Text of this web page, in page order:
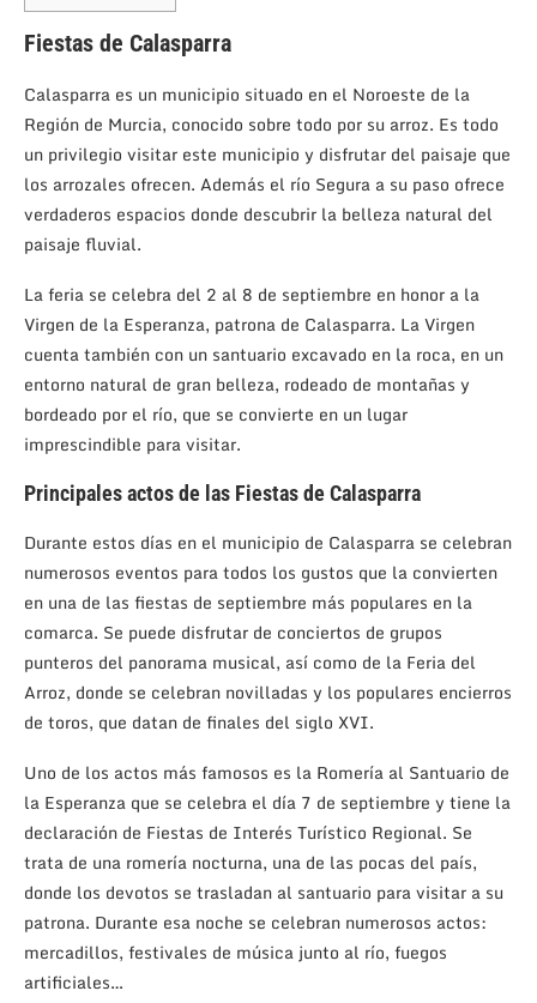
Fiestas de Calasparra
Calasparra es un municipio situado en el Noroeste de la
Región de Murcia, conocido sobre todo por su arroz. Es todo
un privilegio visitar este municipio y disfrutar del paisaje que
los arrozales ofrecen. Además el río Segura a su paso ofrece
verdaderos espacios donde descubrir la belleza natural del
paisaje fluvial.
La feria se celebra del 2 al 8 de septiembre en honor a la
Virgen de la Esperanza, patrona de Calasparra. La Virgen
cuenta también con un santuario excavado en la roca, en un
entorno natural de gran belleza, rodeado de montañas y
bordeado por el río, que se convierte en un lugar
imprescindible para visitar.
Principales actos de las Fiestas de Calasparra
Durante estos días en el municipio de Calasparra se celebran
numerosos eventos para todos los gustos que la convierten
en una de las fiestas de septiembre más populares en la
comarca. Se puede disfrutar de conciertos de grupos
punteros del panorama musical, así como de la Feria del
Arroz, donde se celebran novilladas y los populares encierros
de toros, que datan de finales del siglo XVI.
Uno de los actos más famosos es la Romería al Santuario de
la Esperanza que se celebra el día 7 de septiembre y tiene la
declaración de Fiestas de Interés Turístico Regional. Se
trata de una romería nocturna, una de las pocas del país,
donde los devotos se trasladan al santuario para visitar a su
patrona. Durante esa noche se celebran numerosos actos:
mercadillos, festivales de música junto al río, fuegos
artificiales…